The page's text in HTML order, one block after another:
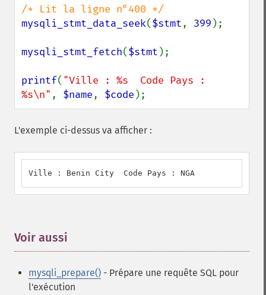
mysqli_stmt_data_seek($stmt, 399 );
mysqli_stmt_fetch($stmt );
printf( "Ville : %s  Code Pays :
%s\n" , $name, $code );
L'exemple ci-dessus va afficher :
Ville : Benin City  Code Pays : NGA
Voir aussi
mysqli_prepare() - Prépare une requête SQL pour
l'exécution